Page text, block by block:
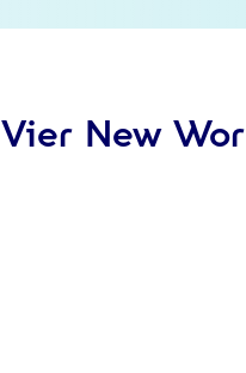
Vier New